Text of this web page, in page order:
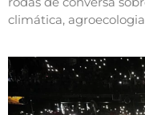
climática,